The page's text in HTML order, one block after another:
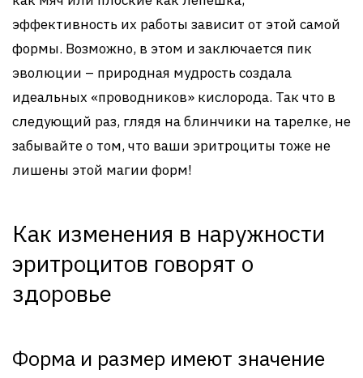
эффективность их работы зависит от этой самой
формы. Возможно, в этом и заключается пик
эволюции – природная мудрость создала
идеальных «проводников» кислорода. Так что в
следующий раз, глядя на блинчики на тарелке, не
забывайте о том, что ваши эритроциты тоже не
лишены этой магии форм!
Как изменения в наружности
эритроцитов говорят о
здоровье
Форма и размер имеют значение